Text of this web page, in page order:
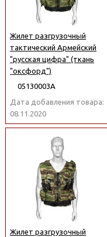
Жилет разгрузочный
тактический Армейский
"русская цифра" (ткань
"оксфорд")
05130003А
Дата добавления товара:
08.11.2020
Жилет разгрузочный